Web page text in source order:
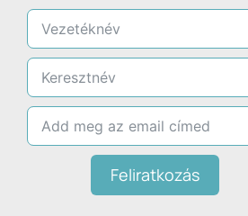
Feliratkozás